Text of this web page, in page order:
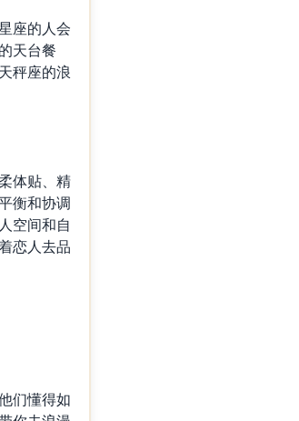
座的人会
天台餐
秤座的浪
体贴、精
衡和协调
空间和自
恋人去品
们懂得如